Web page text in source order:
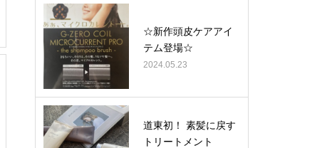
☆新作頭皮ケアアイ
テム登場☆
2024.05.23
道東初！ 素髪に戻す
トリートメント